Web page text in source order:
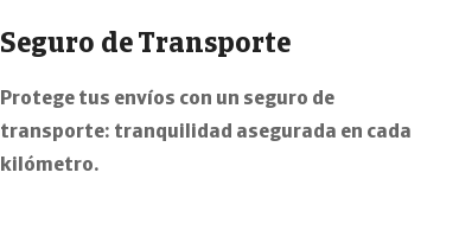
Seguro de Transporte
Protege tus envíos con un seguro de
transporte: tranquilidad asegurada en cada
kilómetro.